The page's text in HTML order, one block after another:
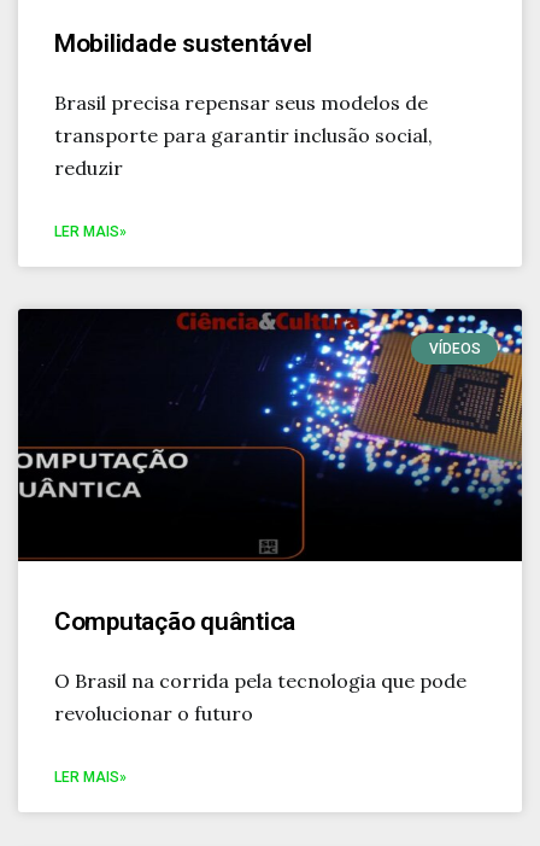
Mobilidade sustentável
Brasil precisa repensar seus modelos de
transporte para garantir inclusão social,
reduzir
LER MAIS»
VÍDEOS
Computação quântica
O Brasil na corrida pela tecnologia que pode
revolucionar o futuro
LER MAIS»